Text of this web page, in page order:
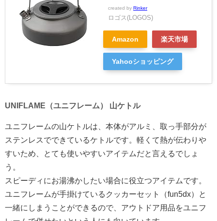
created by Rinker
ロゴス(LOGOS)
Amazon 楽天市場
Yahooショッピング
UNIFLAME（ユニフレーム） 山ケトル
ユニフレームの山ケトルは、本体がアルミ、取っ手部分が
ステンレスでできているケトルです。軽くて熱が伝わりや
すいため、とても使いやすいアイテムだと言えるでしょ
う。
スピーディにお湯沸かしたい場合に役立つアイテムです。
ユニフレームが手掛けているクッカーセット（fun5dx）と
一緒にしまうことができるので、アウトドア用品をユニフ